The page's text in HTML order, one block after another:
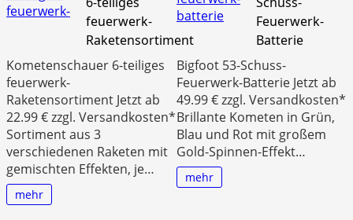
feuerwerk-
Raketensortiment
Kometenschauer 6-teiliges
feuerwerk-
Raketensortiment Jetzt ab
22.99 € zzgl. Versandkosten*
Sortiment aus 3
verschiedenen Raketen mit
gemischten Effekten, je…
mehr
Feuerwerk-
Batterie
Bigfoot 53-Schuss-
Feuerwerk-Batterie Jetzt ab
49.99 € zzgl. Versandkosten*
Brillante Kometen in Grün,
Blau und Rot mit großem
Gold-Spinnen-Effekt…
mehr